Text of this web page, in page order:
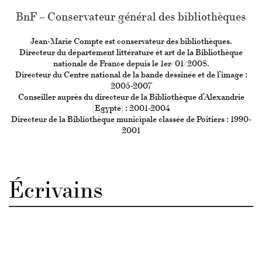
BnF – Conservateur général des bibliothèques
Jean-Marie Compte est conservateur des bibliothèques.
Directeur du département littérature et art de la Bibliothèque
nationale de France depuis le 1er/01/2008.
Directeur du Centre national de la bande dessinée et de l’image :
2005-2007
Conseiller auprès du directeur de la Bibliothèque d’Alexandrie
(Egypte) : 2001-2004
Directeur de la Bibliothèque municipale classée de Poitiers : 1990-
2001
Écrivains